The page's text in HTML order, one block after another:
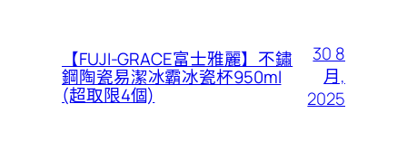
【FUJI-GRACE富士雅麗】不鏽
鋼陶瓷易潔冰霸冰瓷杯950ml
(超取限4個)
30 8
月,
2025